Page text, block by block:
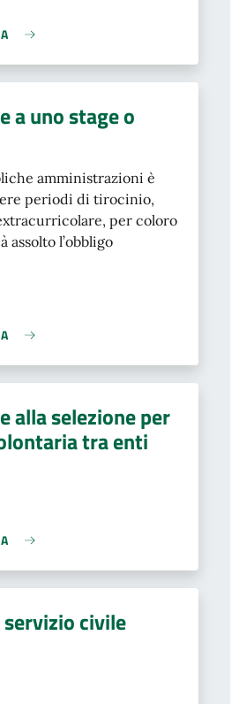
a uno stage o
amministrazioni è
periodi di tirocinio,
per coloro
assolto l’obbligo
alla selezione per
tra enti
civile